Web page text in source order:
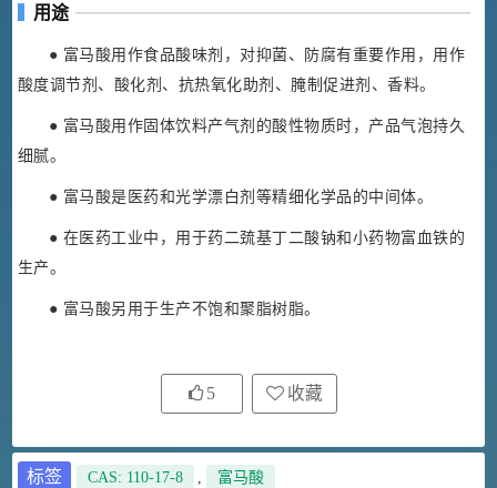
用途
● 富马酸用作食品酸味剂，对抑菌、防腐有重要作用，用作
酸度调节剂、酸化剂、抗热氧化助剂、腌制促进剂、香料。
● 富马酸用作固体饮料产气剂的酸性物质时，产品气泡持久
细腻。
● 富马酸是医药和光学漂白剂等精细化学品的中间体。
● 在医药工业中，用于药二巯基丁二酸钠和小药物富血铁的
生产。
● 富马酸另用于生产不饱和聚脂树脂。
5 收藏
标签 CAS: 110-17-8 , 富马酸